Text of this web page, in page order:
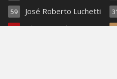
José Roberto Luchetti
59
Juliana Biundini
1
1